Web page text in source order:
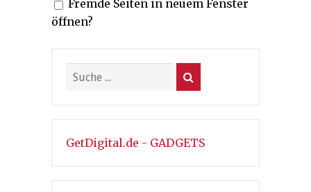
Fremde Seiten in neuem Fenster
öffnen?
GetDigital.de - GADGETS